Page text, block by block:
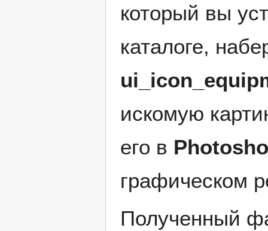
который вы
каталоге,
искомую
его в
графическом
Полученный